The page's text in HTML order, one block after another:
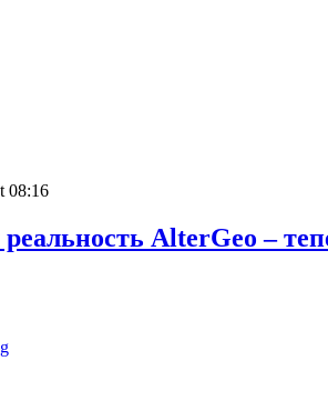
08:16
AlterGeo –